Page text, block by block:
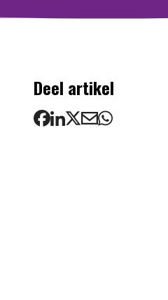
Deel artikel